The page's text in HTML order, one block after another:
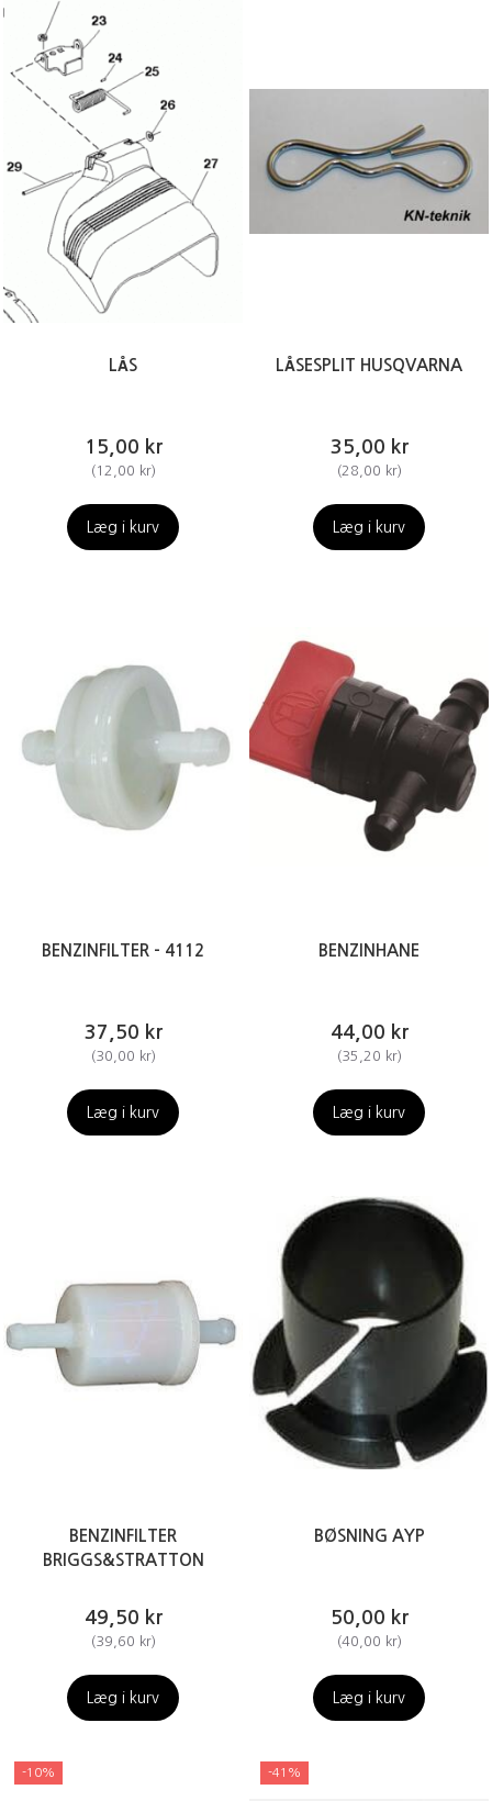
LÅS
15,00 kr
(12,00 kr)
Læg i kurv
LÅSESPLIT HUSQVARNA
35,00 kr
(28,00 kr)
Læg i kurv
BENZINFILTER - 4112
37,50 kr
(30,00 kr)
Læg i kurv
BENZINHANE
44,00 kr
(35,20 kr)
Læg i kurv
BENZINFILTER
BRIGGS&STRATTON
49,50 kr
(39,60 kr)
Læg i kurv
BØSNING AYP
50,00 kr
(40,00 kr)
Læg i kurv
-10% -41%